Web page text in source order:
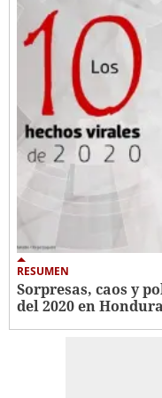
RESUMEN
Sorpresas, caos y
del 2020 en